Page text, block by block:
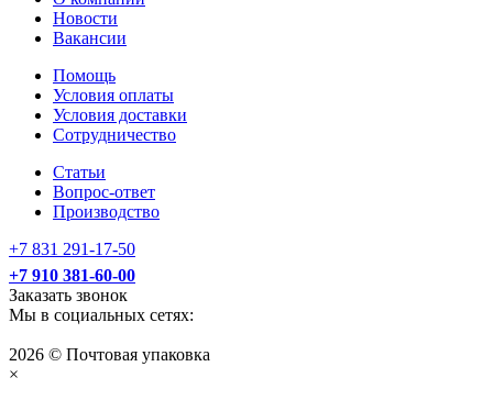
Новости
Вакансии
Помощь
Условия оплаты
Условия доставки
Сотрудничество
Статьи
Вопрос-ответ
Производство
+7 831 291-17-50
+7 910 381-60-00
Заказать звонок
Мы в социальных сетях:
2026 © Почтовая упаковка
×